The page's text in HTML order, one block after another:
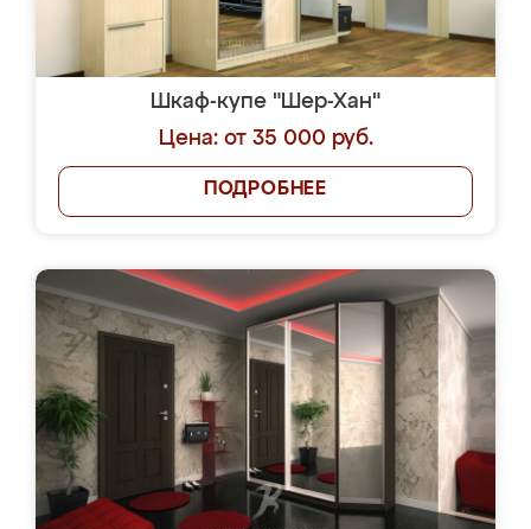
Шкаф-купе "Шер-Хан"
Цена: от 35 000 руб.
ПОДРОБНЕЕ